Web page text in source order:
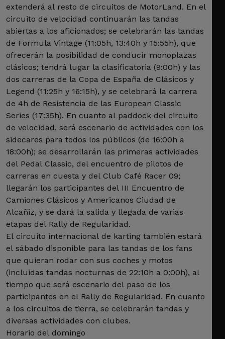
extenderá al resto de circuitos de MotorLand. En el
circuito de velocidad continuarán las tandas
abiertas a los aficionados; se celebrarán las tandas
de Formula Vintage (11:05h, 13:40h y 15:55h), que
ofrecerán la posibilidad de conducir monoplazas
clásicos; tendrá lugar la clasificatoria (9:00h) y las
dos carreras de la Copa de España de Clásicos y
Legend (11:25h y 16:15h), y se celebrará la carrera
de 4h de Resistencia de las European Classic
Series (17:35h). En cuanto al paddock del circuito
de velocidad, será escenario de actividades con los
sidecares para todos los públicos (de 16:00h a
18:00h); se desarrollarán las primeras actividades
del Pedal Classic, del encuentro de pilotos de
carreras en cuesta y del Club Café Racer 09;
llegarán los participantes del III Encuentro de
Camiones Clásicos y Americanos Ciudad de
Alcañiz, y se dará la salida y llegada de varias
etapas del Rally de Regularidad.
El circuito internacional de karting también estará
el sábado disponible para las tandas de los fans
que quieran rodar con sus coches y motos
(incluidas tandas nocturnas de 22:10h a 0:00h), al
tiempo que será escenario del paso de los
participantes en el Rally de Regularidad. En cuanto
a los circuitos de tierra, se celebrarán tandas y
diversas actividades con clubes.
Horario del domingo